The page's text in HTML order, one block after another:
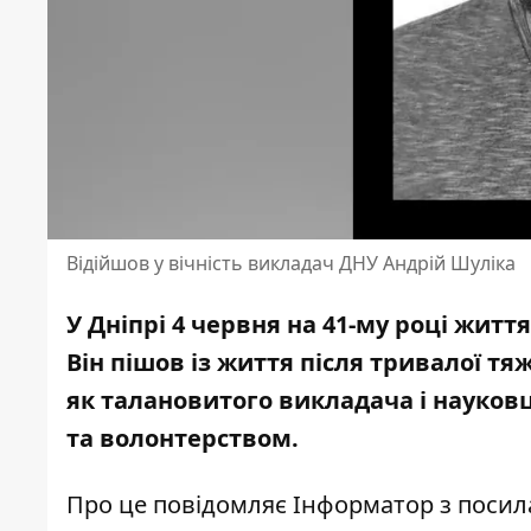
Відійшов у вічність викладач ДНУ Андрій Шуліка
У Дніпрі 4 червня на 41-му році
Він пішов із життя після тривалої
як талановитого викладача і
та волонтерством.
Про це повідомляє Інформатор з